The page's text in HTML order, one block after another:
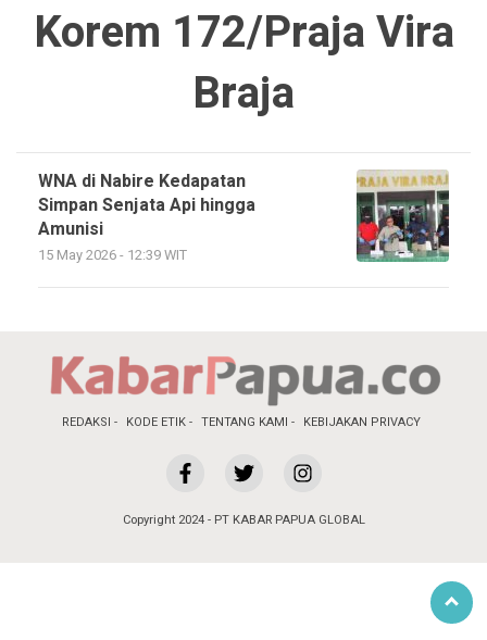
Korem 172/Praja Vira
Braja
WNA di Nabire Kedapatan
Simpan Senjata Api hingga
Amunisi
15 May 2026 - 12:39 WIT
REDAKSI KODE ETIK TENTANG KAMI KEBIJAKAN PRIVACY
Copyright 2024 - PT KABAR PAPUA GLOBAL